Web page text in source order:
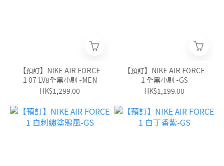
【預訂】NIKE AIR FORCE
1 07 LV8全黑小剔 -MEN
HK$1,299.00
【預訂】NIKE AIR FORCE
1 全黑小剔 -GS
HK$1,199.00